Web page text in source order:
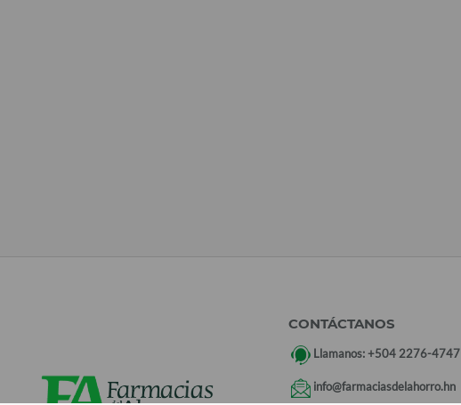
CONTÁCTANOS
Llamanos:+504 2276-4747
info@farmaciasdelahorro.hn